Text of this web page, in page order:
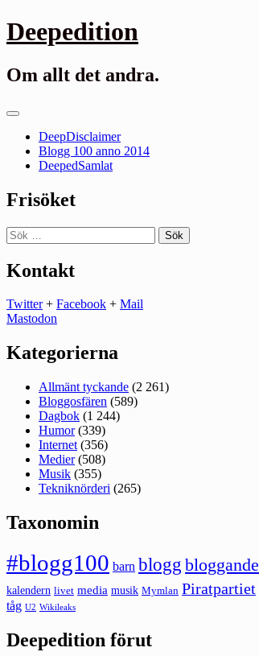
Gå
till
Deepedition
Om allt det andra.
Primär
DeepDisclaimer
Blogg 100 anno 2014
DeepedSamlat
Frisöket
Sök
efter:
Kontakt
Twitter+ Facebook + Mail
Mastodon
Kategorierna
Allmänt tyckande (2 261)
Bloggosfären (589)
Dagbok (1 244)
Humor(339)
Internet (356)
Medier(508)
Musik (355)
Tekniknörderi (265)
Taxonomin
#blogg100 barn blogg bloggande
kalendern livet media musik Mymlan Piratpartiet
tåg U2 Wikileaks
Deepedition förut